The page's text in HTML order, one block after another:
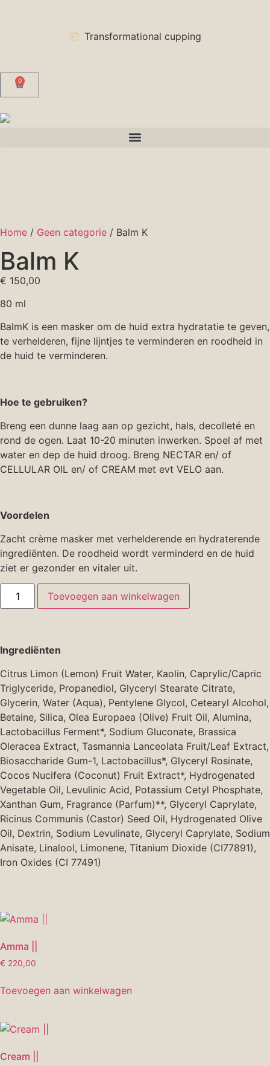
Transformational cupping
0
Home / Geen categorie / Balm K
Balm K
€ 150,00
80 ml
BalmK is een masker om de huid extra hydratatie te geven,
te verhelderen, fijne lijntjes te verminderen en roodheid in
de huid te verminderen.
Hoe te gebruiken?
Breng een dunne laag aan op gezicht, hals, decolleté en
rond de ogen. Laat 10-20 minuten inwerken. Spoel af met
water en dep de huid droog. Breng NECTAR en/ of
CELLULAR OIL en/ of CREAM met evt VELO aan.
Voordelen
Zacht crème masker met verhelderende en hydraterende
ingrediënten. De roodheid wordt verminderd en de huid
ziet er gezonder en vitaler uit.
Toevoegen aan winkelwagen
Ingrediënten
Citrus Limon (Lemon) Fruit Water, Kaolin, Caprylic/Capric
Triglyceride, Propanediol, Glyceryl Stearate Citrate,
Glycerin, Water (Aqua), Pentylene Glycol, Cetearyl Alcohol,
Betaine, Silica, Olea Europaea (Olive) Fruit Oil, Alumina,
Lactobacillus Ferment*, Sodium Gluconate, Brassica
Oleracea Extract, Tasmannia Lanceolata Fruit/Leaf Extract,
Biosaccharide Gum-1, Lactobacillus*, Glyceryl Rosinate,
Cocos Nucifera (Coconut) Fruit Extract*, Hydrogenated
Vegetable Oil, Levulinic Acid, Potassium Cetyl Phosphate,
Xanthan Gum, Fragrance (Parfum)**, Glyceryl Caprylate,
Ricinus Communis (Castor) Seed Oil, Hydrogenated Olive
Oil, Dextrin, Sodium Levulinate, Glyceryl Caprylate, Sodium
Anisate, Linalool, Limonene, Titanium Dioxide (CI77891),
Iron Oxides (CI 77491)
Amma ||
€ 220,00
Toevoegen aan winkelwagen
Cream ||